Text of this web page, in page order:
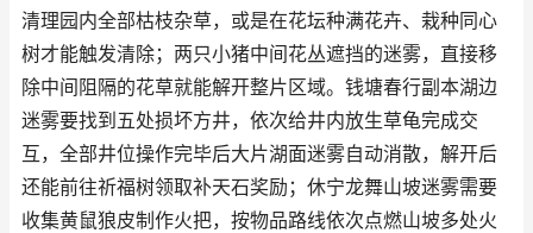
清理园内全部枯枝杂草，或是在花坛种满花卉、栽种同心
树才能触发清除；两只小猪中间花丛遮挡的迷雾，直接移
除中间阻隔的花草就能解开整片区域。钱塘春行副本湖边
迷雾要找到五处损坏方井，依次给井内放生草龟完成交
互，全部井位操作完毕后大片湖面迷雾自动消散，解开后
还能前往祈福树领取补天石奖励；休宁龙舞山坡迷雾需要
收集黄鼠狼皮制作火把，按物品路线依次点燃山坡多处火